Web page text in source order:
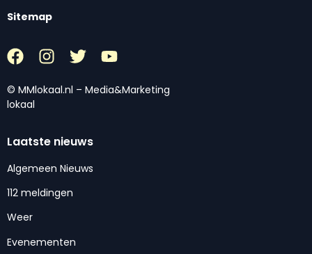
Sitemap
© MMlokaal.nl – Media&Marketing
lokaal
Laatste nieuws
Algemeen Nieuws
112 meldingen
Weer
Evenementen